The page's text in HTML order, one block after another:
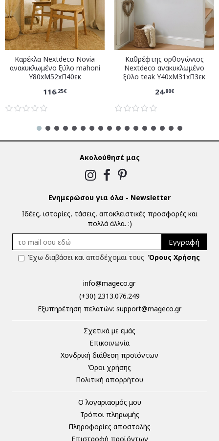
Καρέκλα Nextdeco Novia
ανακυκλωμένο ξύλο mahoni
Υ80xM52xΠ40εκ
116,25€
Καθρέφτης ορθογώνιος
Nextdeco ανακυκλωμένο
ξύλο teak Υ40xM31xΠ3εκ
24,80€
Ακολούθησέ μας
Ενημερώσου για όλα - Newsletter
Ιδέες, ιστορίες, τάσεις, αποκλειστικές προσφορές και
πολλά άλλα. :)
Εγγραφή
Έχω διαβάσει και αποδέχομαι τους Όρους Χρήσης
info@mageco.gr
(+30) 2313.076.249
Eξυπηρέτηση πελατών: support@mageco.gr
Σχετικά με εμάς
Επικοινωνία
Χονδρική διάθεση προϊόντων
Όροι χρήσης
Πολιτική απορρήτου
Ο λογαριασμός μου
Τρόποι πληρωμής
Πληροφορίες αποστολής
Επιστροφή προϊόντων